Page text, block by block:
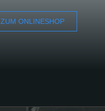
ZUM ONLINESHOP